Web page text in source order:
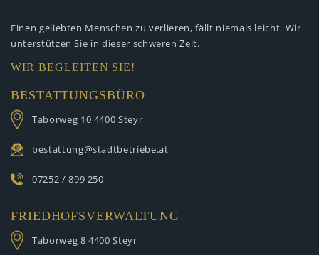
Einen geliebten Menschen zu verlieren, fällt niemals leicht. Wir
unterstützen Sie in dieser schweren Zeit.
WIR BEGLEITEN SIE!
BESTATTUNGSBÜRO
Taborweg 10 4400 Steyr
bestattung@stadtbetriebe.at
07252 / 899 250
FRIEDHOFSVERWALTUNG
Taborweg 8 4400 Steyr